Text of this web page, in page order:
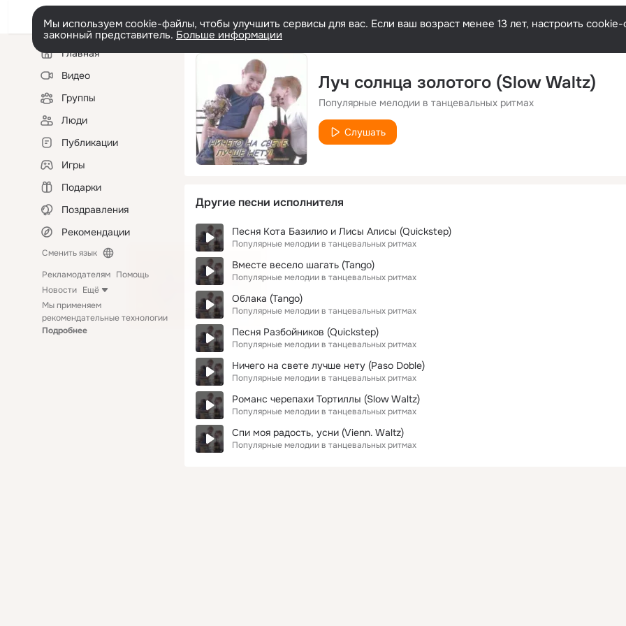
Мы используем cookie-файлы, чтобы улучшить сервисы для вас. Если ваш возраст менее 13 лет, настроить
законный представитель. Больше информации
Левая
колонкаГлавная
Видео
Группы
Люди
Публикации
Игры
Подарки
Поздравления
Рекомендации
Сменить язык
Рекламодателям Помощь
Новости Ещё
Мы применяем
рекомендательные технологии
Подробнее
Луч солнца золотого (Slow Waltz)
Популярные мелодии в танцевальных ритмах
Слушать
Другие песни исполнителя
Песня Кота Базилио и Лисы Алисы (Quickstep)
Популярные мелодии в танцевальных ритмах
Вместе весело шагать (Tango)
Популярные мелодии в танцевальных ритмах
Облака (Tango)
Популярные мелодии в танцевальных ритмах
Песня Разбойников (Quickstep)
Популярные мелодии в танцевальных ритмах
Ничего на свете лучше нету (Paso Doble)
Популярные мелодии в танцевальных ритмах
Романс черепахи Тортиллы (Slow Waltz)
Популярные мелодии в танцевальных ритмах
Спи моя радость, усни (Vienn. Waltz)
Популярные мелодии в танцевальных ритмах